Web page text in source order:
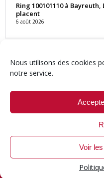
Nous utilisons des cookies
notre service.
Voir
Ring 100101110 à
placent
6 août 2026
© 1999-2026